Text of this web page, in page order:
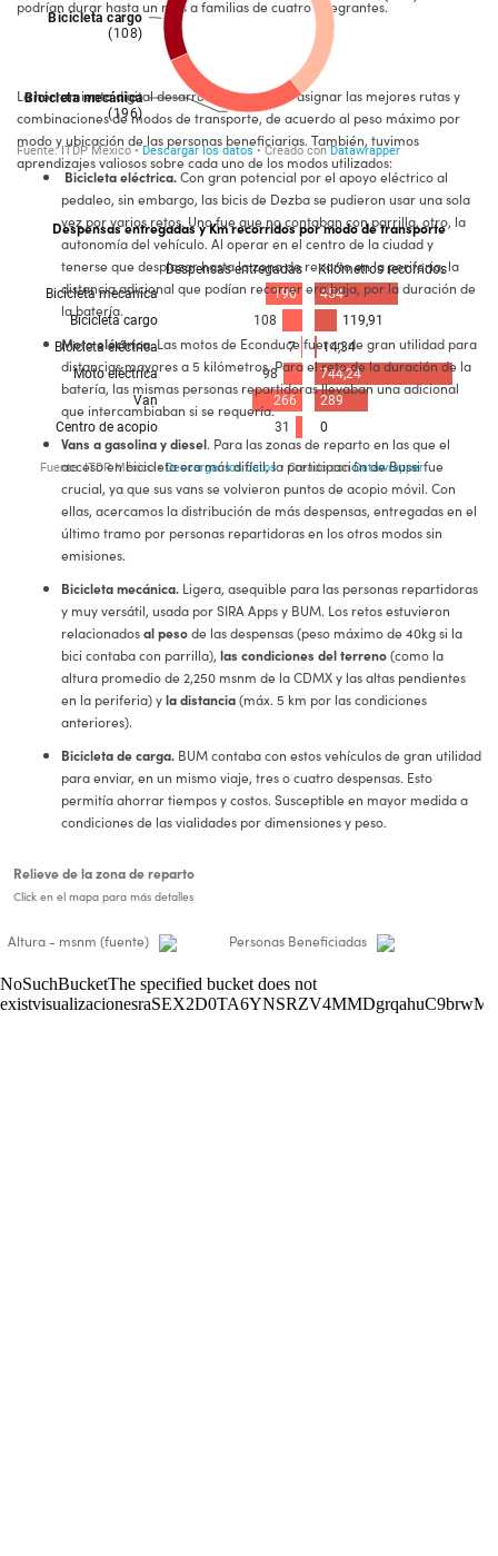
Despensas entregadas y Km recorridos por modo de transporte
podrían durar hasta un mes a familias de cuatro integrantes.
La herramienta digital desarrollada, permitió asignar las mejores rutas y
combinaciones de modos de transporte, de acuerdo al peso máximo por
modo y ubicación de las personas beneficiarias. También, tuvimos
aprendizajes valiosos sobre cada uno de los modos utilizados:
Relieve de la zona de reparto
Click en el mapa para más detalles
Altura - msnm (fuente) Personas Beneficiadas
Bicicleta eléctrica.Con gran potencial por el apoyo eléctrico al
pedaleo, sin embargo, las bicis de Dezba se pudieron usar una sola
vez por varios retos. Uno fue que no contaban con parrilla, otro, la
autonomía del vehículo. Al operar en el centro de la ciudad y
tenerse que desplazar hasta la zona de reparto en la periferia, la
distancia adicional que podían recorrer era baja, por la duración de
la batería.
Moto eléctrica.Las motos de Econduce fueron de gran utilidad para
distancias mayores a 5 kilómetros. Para el reto de la duración de la
batería, las mismas personas repartidoras llevaban una adicional
que intercambiaban si se requería.
Vans a gasolina y diesel. Para las zonas de reparto en las que el
acceso en bicicleta era más difícil, la participación de Bussi fue
crucial, ya que sus vans se volvieron puntos de acopio móvil. Con
ellas, acercamos la distribución de más despensas, entregadas en el
último tramo por personas repartidoras en los otros modos sin
emisiones.
Bicicleta mecánica. Ligera, asequible para las personas repartidoras
y muy versátil, usada por SIRA Apps y BUM. Los retos estuvieron
relacionadosal pesode las despensas (peso máximo de 40kg si la
bici contaba con parrilla), las condiciones del terreno(como la
altura promedio de 2,250 msnm de la CDMX y las altas pendientes
en la periferia) yla distancia(máx. 5 km por las condiciones
anteriores).
Bicicleta de carga. BUM contaba con estos vehículos de gran utilidad
para enviar, en un mismo viaje, tres o cuatro despensas. Esto
permitía ahorrar tiempos y costos. Susceptible en mayor medida a
condiciones de las vialidades por dimensiones y peso.